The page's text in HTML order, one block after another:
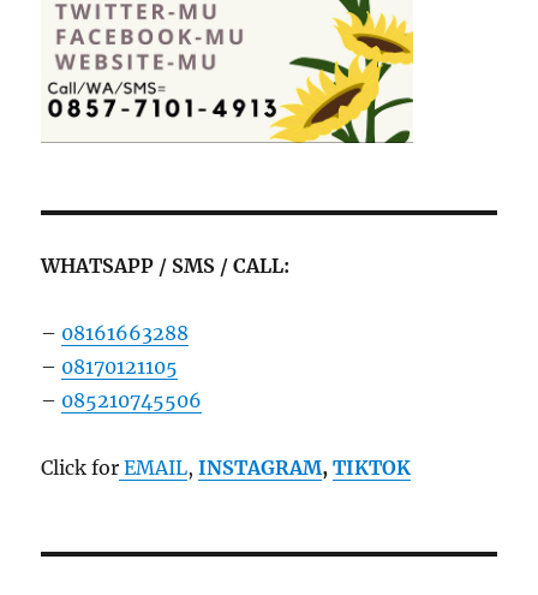
WHATSAPP / SMS / CALL:
– 08161663288
– 08170121105
– 085210745506
Click for EMAIL, INSTAGRAM, TIKTOK